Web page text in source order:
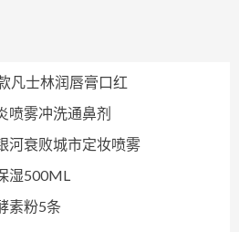
凡士林润唇膏口红
喷雾冲洗通鼻剂
河衰败城市定妆喷雾
湿500ML
素粉5条